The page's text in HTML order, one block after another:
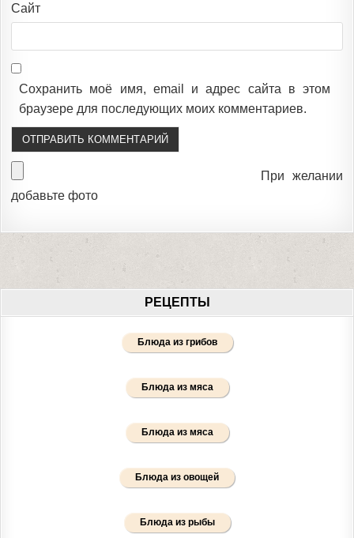
Сайт
Сохранить моё имя, email и адрес сайта в этом
браузере для последующих моих комментариев.
При желании
добавьте фото
РЕЦЕПТЫ
Блюда из грибов
Блюда из мяса
Блюда из мяса
Блюда из овощей
Блюда из рыбы